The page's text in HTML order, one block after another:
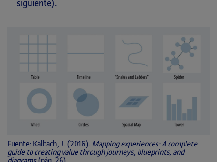
siguiente).
Fuente: Kalbach, J. (2016). Mapping experiences: A complete
guide to creating value through journeys, blueprints, and